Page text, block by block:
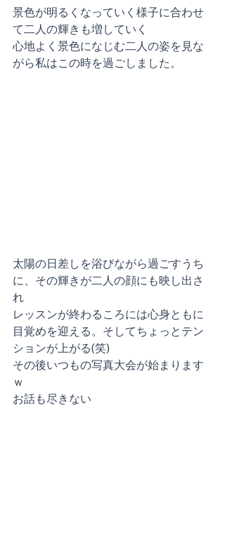
景色が明るくなっていく様子に合わせ
て二人の輝きも増していく
心地よく景色になじむ二人の姿を見な
がら私はこの時を過ごしました。
太陽の日差しを浴びながら過ごすうち
に、その輝きが二人の顔にも映し出さ
れ
レッスンが終わるころには心身ともに
目覚めを迎える。そしてちょっとテン
ションが上がる(笑)
その後いつもの写真大会が始まります
ｗ
お話も尽きない